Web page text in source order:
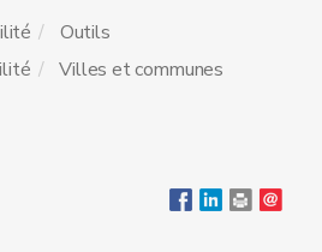
Outils
Villes et communes